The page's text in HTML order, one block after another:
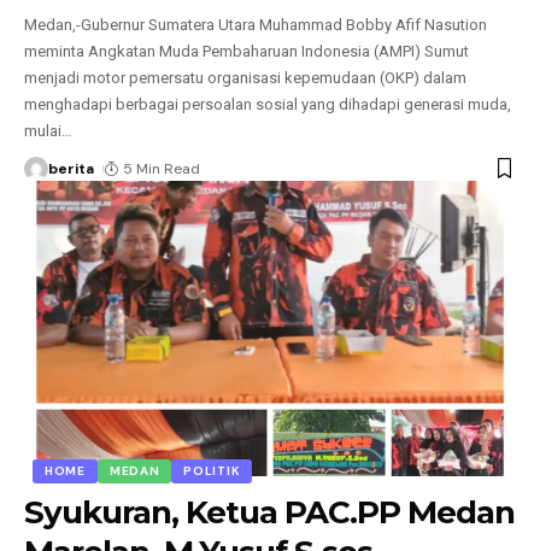
Medan,-Gubernur Sumatera Utara Muhammad Bobby Afif Nasution
meminta Angkatan Muda Pembaharuan Indonesia (AMPI) Sumut
menjadi motor pemersatu organisasi kepemudaan (OKP) dalam
menghadapi berbagai persoalan sosial yang dihadapi generasi muda,
mulai
berita 5 Min Read
HOME MEDAN POLITIK
Syukuran, Ketua PAC.PP Medan